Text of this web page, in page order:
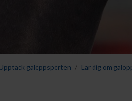
Upptäck galoppsporten Lär dig om